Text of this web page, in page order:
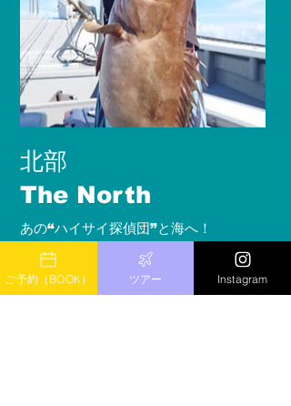
北部
The North
あの“ハイサイ探偵団”と海へ！
LINK→
ご予約（BOOK） ツアー Instagram